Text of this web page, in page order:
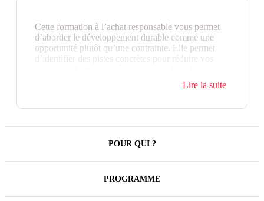
Cette formation à l’achat responsable vous permet
d’aborder le développement durable comme une
opportunité plutôt qu’une contrainte. Elle permet
d’identifier des pistes concrètes pour réduire vos
rechercher des ressources plus économes en énergie,
trouver des produits éco-responsables, sélectionner
faveur du développement durable… autant de points
confirment, la démarche Achats Durables est
indispensable pour décliner les objectifs de la
politique RSE/RSO des organisations privées ou
publiques. Parallèlement, le maintien du meilleur
Lire la suite
POUR QUI ?
PROGRAMME